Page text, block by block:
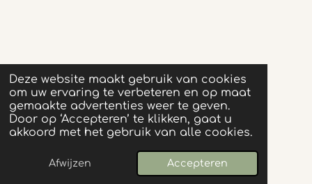
Deze website maakt gebruik van cookies
om uw ervaring te verbeteren en op maat
gemaakte advertenties weer te geven.
Door op ‘Accepteren’ te klikken, gaat u
akkoord met het gebruik van alle cookies.
Afwijzen Accepteren